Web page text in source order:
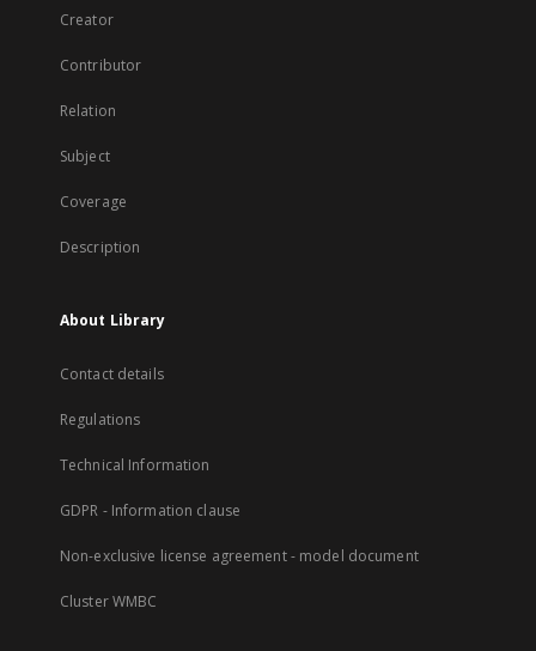
Creator
Contributor
Relation
Subject
Coverage
Description
About Library
Contact details
Regulations
Technical Information
GDPR - Information clause
Non-exclusive license agreement - model document
Cluster WMBC